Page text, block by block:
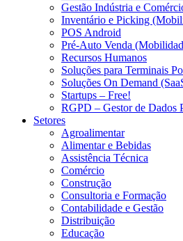
Gestão Indústria e
Inventário e Picking
POS Android
Pré-Auto Venda
Recursos Humanos
Soluções para Terminais
Soluções On Demand
Startups – Free!
RGPD – Gestor de Dados
Setores
Agroalimentar
Alimentar e Bebidas
Assistência Técnica
Comércio
Construção
Consultoria e Formação
Contabilidade e Gestão
Distribuição
Educação